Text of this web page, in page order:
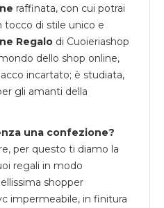
raffinata, con cui potrai
tocco di stile unico e
Regalo di Cuoieriashop
dello shop online,
incartato; è studiata,
gli amanti della
una confezione?
per questo ti diamo la
regali in modo
shopper
impermeabile, in finitura